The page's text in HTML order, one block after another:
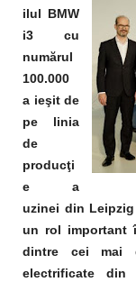
ilul BMW
i3 cu
numărul
100.000
a ieşit de
pe linia
de
producţi
e a
uzinei din
un rol important
dintre cei mai
electrificate din